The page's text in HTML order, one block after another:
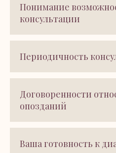
Понимание
консультации
Периодичность
Договоренности
опозданий
Ваша готовность к